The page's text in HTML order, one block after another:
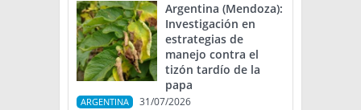
Argentina (Mendoza):
Investigación en
estrategias de
manejo contra el
tizón tardío de la
papa
ARGENTINA 31/07/2026